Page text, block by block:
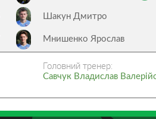
Шакун Дмитро
Мнишенко Ярослав
Головний тренер:
Савчук Владислав